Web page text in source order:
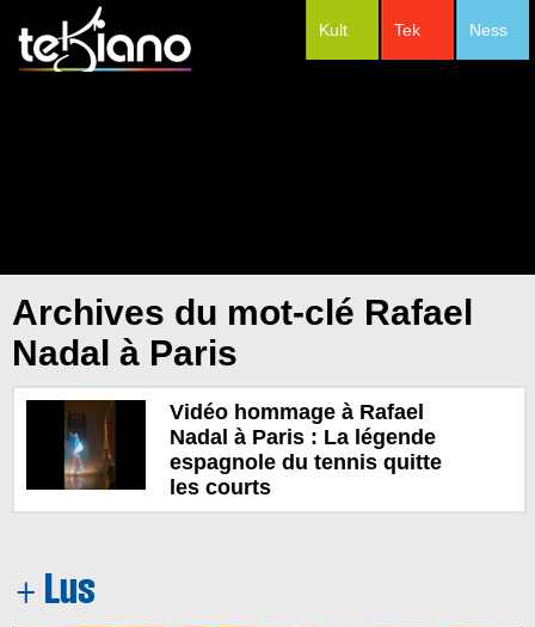
Ness
Tek
Kult
Archives du mot-clé Rafael
Nadal à Paris
Vidéo hommage à Rafael
Nadal à Paris : La légende
espagnole du tennis quitte
les courts